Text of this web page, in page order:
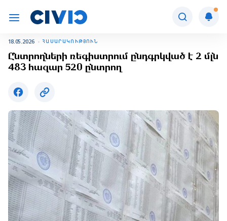
18.05.2026 ՀԱՍԱՐԱԿՈՒԹՅՈՒՆ
Ընտրողների ռեգիստրում ընդգրկված է 2 մլն
483 հազար 520 ընտրող